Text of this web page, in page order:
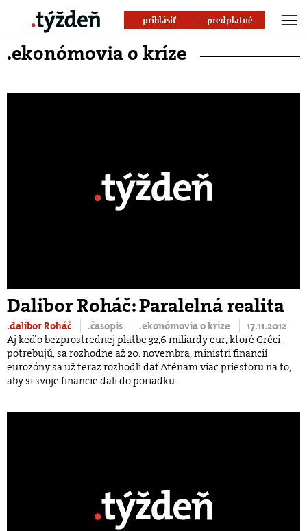
prihlásiť predplatné
.ekonómovia o kríze
Dalibor Roháč: Paralelná realita
.dalibor Roháč .časopis .ekonómovia o kríze
17.11.2012
Aj keď o bezprostrednej platbe 32,6 miliardy eur, ktoré Gréci
potrebujú, sa rozhodne až 20. novembra, ministri financií
eurozóny sa už teraz rozhodli dať Aténam viac priestoru na to,
aby si svoje financie dali do poriadku.